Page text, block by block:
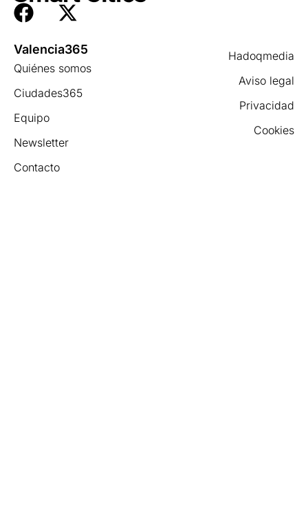
Hadoqmedia
Aviso legal
Privacidad
Cookies
Valencia365
Quiénes somos
Ciudades365
Equipo
Newsletter
Contacto